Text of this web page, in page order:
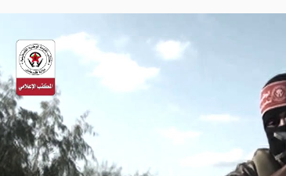
في اتفاق مع إيران
التي أصيبت بقصف إسرائيلي
مع إيران "معقدة"
أمريكية جديدة
مع إسرائيل